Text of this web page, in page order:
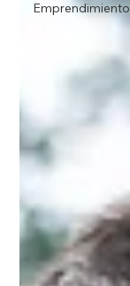
Emprendimiento